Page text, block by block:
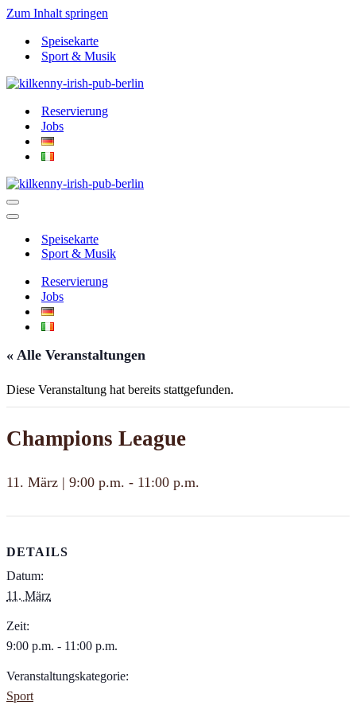
Zum Inhalt springen
Speisekarte
Sport & Musik
Reservierung
Jobs
Navigationsmenü
Navigationsmenü
Speisekarte
Sport & Musik
Reservierung
Jobs
« Alle Veranstaltungen
Diese Veranstaltung hat bereits stattgefunden.
Champions League
11. März | 9:00 p.m. - 11:00 p.m.
DETAILS
Datum:
11. März
Zeit:
9:00 p.m. - 11:00 p.m.
Veranstaltungskategorie:
Sport